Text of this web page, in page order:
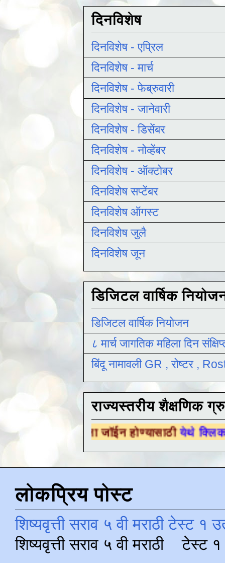
दिनविशेष
दिनविशेष - एप्रिल
दिनविशेष - मार्च
दिनविशेष - फेब्रुवारी
दिनविशेष - जानेवारी
दिनविशेष - डिसेंबर
दिनविशेष - नोव्हेंबर
दिनविशेष - ऑक्टोबर
दिनविशेष सप्टेंबर
दिनविशेष ऑगस्ट
दिनविशेष जुलै
दिनविशेष जून
डिजिटल वार्षिक
डिजिटल वार्षिक नियोजन
८ मार्च जागतिक महिला दिन
बिंदू नामावली GR , रोष्टर ,
राज्यस्तरीय शैक्षणिक
जॉईन होण्यासाठीयेथे क्लिक करा .
लोकप्रिय पोस्ट
शिष्यवृत्ती सराव ५ वी मराठी टेस्ट १
शिष्यवृत्ती सराव ५ वी मराठी टेस्ट